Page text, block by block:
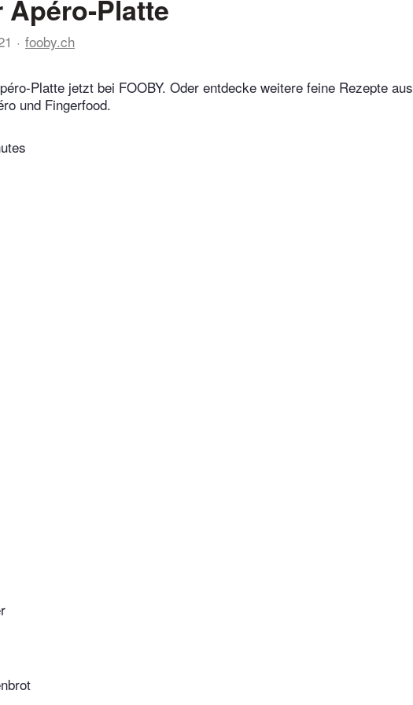
Apéro-Platte
fooby.ch
Platte jetzt bei FOOBY. Oder entdecke weitere feine Rezepte aus
und Fingerfood.